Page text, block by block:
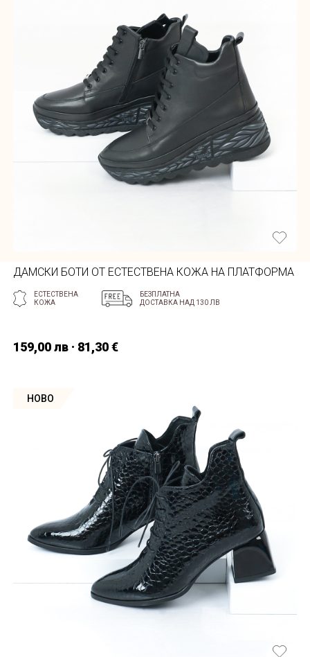
ДАМСКИ БОТИ ОТ ЕСТЕСТВЕНА КОЖА НА ПЛАТФОРМА
ЕСТЕСТВЕНА
КОЖА
БЕЗПЛАТНА
ДОСТАВКА НАД 130 ЛВ
159,00 лв · 81,30 €
НОВО